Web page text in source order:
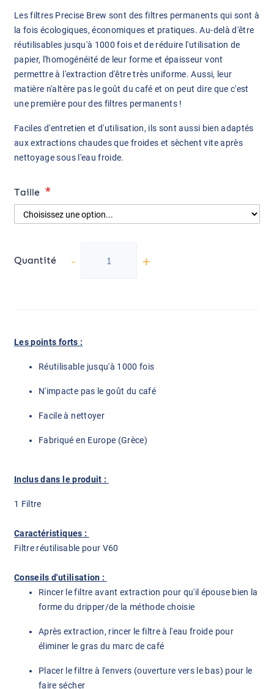
Les filtres Precise Brew sont des filtres permanents qui sont à
la fois écologiques, économiques et pratiques. Au-delà d'être
réutilisables jusqu'à 1000 fois et de réduire l'utilisation de
papier, l'homogénéité de leur forme et épaisseur vont
permettre à l'extraction d'être très uniforme. Aussi, leur
matière n'altère pas le goût du café et on peut dire que c'est
une première pour des filtres permanents !
Faciles d'entretien et d'utilisation, ils sont aussi bien adaptés
aux extractions chaudes que froides et sèchent vite après
nettoyage sous l'eau froide.
Taille
Quantité - +
Les points forts :
Réutilisable jusqu'à 1000 fois
N'impacte pas le goût du café
Facile à nettoyer
Fabriqué en Europe (Grèce)
Inclus dans le produit :
1 Filtre
Caractéristiques :
Filtre réutilisable pour V60
Conseils d'utilisation :
Rincer le filtre avant extraction pour qu'il épouse bien la
forme du dripper/de la méthode choisie
Après extraction, rincer le filtre à l'eau froide pour
éliminer le gras du marc de café
Placer le filtre à l'envers (ouverture vers le bas) pour le
faire sécher